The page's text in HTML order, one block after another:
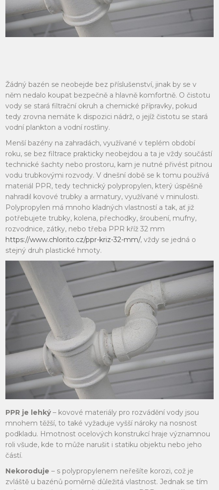
Žádný bazén se neobejde bez příslušenství, jinak by se v
něm nedalo koupat bezpečně a hlavně komfortně. O čistotu
vody se stará filtrační okruh a chemické přípravky, pokud
tedy zrovna nemáte k dispozici nádrž, o jejíž čistotu se stará
vodní plankton a vodní rostliny.
Menší bazény na zahradách, využívané v teplém období
roku, se bez filtrace prakticky neobejdou a ta je vždy součástí
technické šachty nebo prostoru, kam je nutné přivést pitnou
vodu trubkovými rozvody. V dnešní době se k tomu používá
materiál PPR, tedy technický polypropylen, který úspěšně
nahradil kovové trubky a armatury, využívané v minulosti.
Polypropylen má mnoho kladných vlastností a tak, ať již
potřebujete trubky, kolena, přechodky, šroubení, mufny,
rozvodnice, zátky, nebo třeba PPR kříž 32 mm
https://www.chlorito.cz/ppr-kriz-32-mm/, vždy se jedná o
stejný druh plastické hmoty.
PPR je lehký– kovové materiály pro rozvádění vody jsou
mnohem těžší, to také vyžaduje vyšší nároky na nosnost
podkladu. Hmotnost ocelových konstrukcí hraje významnou
roli všude, kde to může narušit i statiku objektu nebo jeho
částí.
Nekoroduje – s polypropylenem neřešíte korozi, což je
zvláště u bazénů poměrně důležitá vlastnost. Jednak se tím